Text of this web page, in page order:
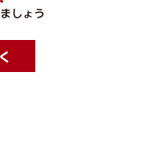
しょう